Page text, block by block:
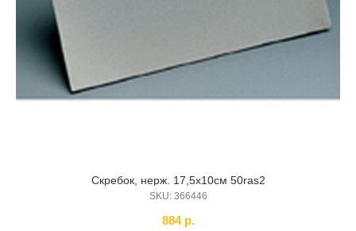
Скребок, нерж. 17,5х10см 50ras2
SKU: 366446
884 р.